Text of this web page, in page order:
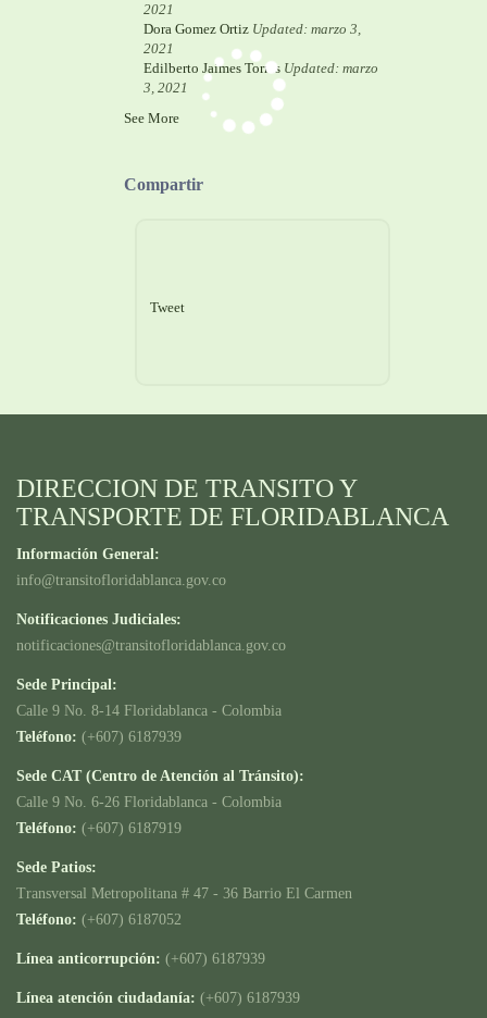
2021
Dora Gomez Ortiz Updated: marzo 3,
2021
Edilberto Jaimes Torres Updated: marzo
3, 2021
See More
Compartir
Tweet
DIRECCION DE TRANSITO Y
TRANSPORTE DE FLORIDABLANCA
Información General:
info@transitofloridablanca.gov.co
Notificaciones Judiciales:
notificaciones@transitofloridablanca.gov.co
Sede Principal:
Calle 9 No. 8-14 Floridablanca - Colombia
Teléfono: (+607) 6187939
Sede CAT (Centro de Atención al Tránsito):
Calle 9 No. 6-26 Floridablanca - Colombia
Teléfono: (+607) 6187919
Sede Patios:
Transversal Metropolitana # 47 - 36 Barrio El Carmen
Teléfono: (+607) 6187052
Línea anticorrupción: (+607) 6187939
Línea atención ciudadanía: (+607) 6187939